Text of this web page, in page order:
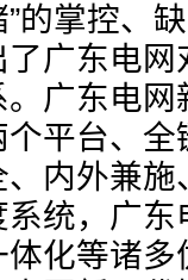
”的掌控、
了广东电
。广东电
个平台、
、内外兼
系统，广
体化等诸